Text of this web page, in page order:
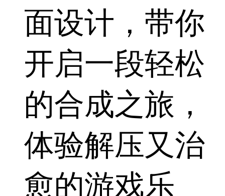
面设计，带你
开启一段轻松
的合成之旅，
体验解压又治
愈的游戏乐